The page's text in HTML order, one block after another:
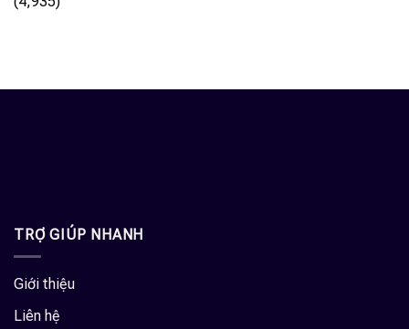
TRỢ GIÚP NHANH
Giới thiệu
Liên hệ